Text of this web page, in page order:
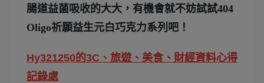
腸道益菌吸收的大大，有機會就不妨試試404
Oligo祈願益生元白巧克力系列吧！
Hy321250的3C、旅遊、美食、財經資料心得
記錄處